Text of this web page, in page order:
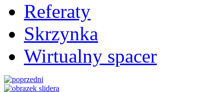
Referaty
Skrzynka
Wirtualny spacer